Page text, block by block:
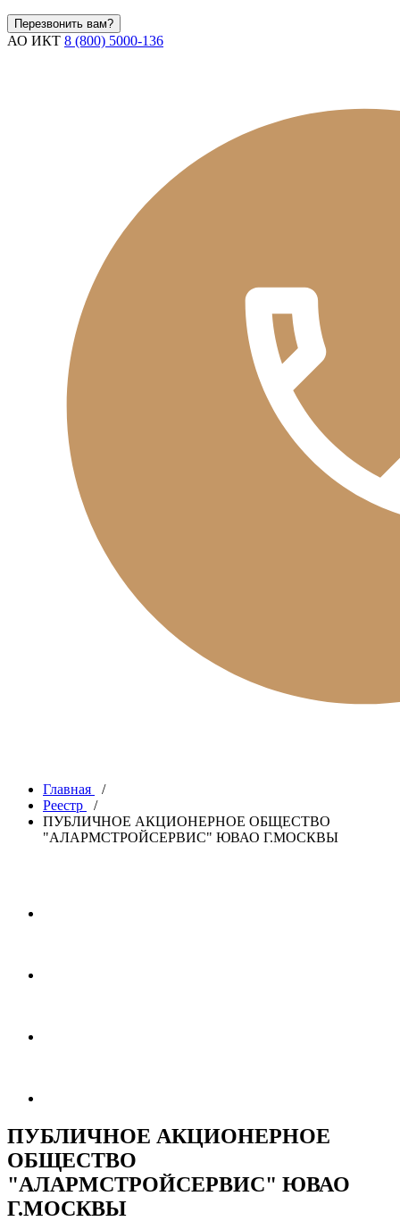
Перезвонить вам?
АО ИКТ 8 (800) 5000-136
Главная
/
Реестр
/
ПУБЛИЧНОЕ АКЦИОНЕРНОЕ ОБЩЕСТВО
"АЛАРМСТРОЙСЕРВИС" ЮВАО Г.МОСКВЫ
ПУБЛИЧНОЕ АКЦИОНЕРНОЕ
ОБЩЕСТВО
"АЛАРМСТРОЙСЕРВИС" ЮВАО
Г.МОСКВЫ